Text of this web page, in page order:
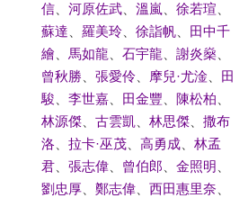
信、 河原佐武、 溫嵐 徐若瑄
蘇達
羅美玲、 徐詣帆、 田中千
繪、 馬如龍 石宇龍 謝炎燊、
曾秋勝
張愛伶、 摩兒·尤淦
田
駿
李世嘉、 田金豐 陳松柏
林源傑、 古雲凱 林思傑、 撒布
洛、 拉卡·巫茂、 高勇成、 林孟
君、 張志偉、 曾伯郎 金照明
劉忠厚、 鄭志偉、 西田惠里奈